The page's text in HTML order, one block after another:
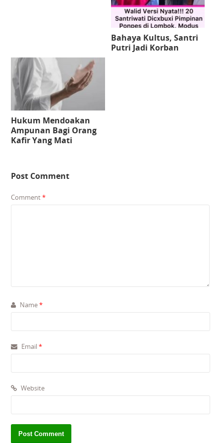
Bahaya Kultus, Santri
Putri Jadi Korban
Hukum Mendoakan
Ampunan Bagi Orang
Kafir Yang Mati
Post Comment
Comment*
Name*
Email*
Website